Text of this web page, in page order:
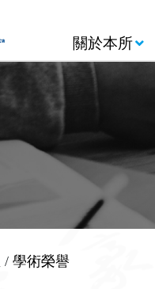
關於本所
/學術榮譽